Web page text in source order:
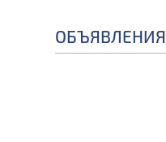
ОБЪЯВЛЕНИЯ